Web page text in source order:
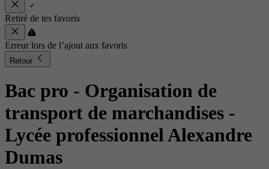
Retiré de tes favoris
Erreur lors de l’ajout aux favoris
Retour
Bac pro - Organisation de
transport de marchandises -
Lycée professionnel Alexandre
Dumas